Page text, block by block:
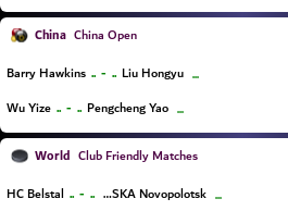
China China Open
Barry Hawkins .. - .. Liu Hongyu ...
Wu Yize .. - .. Pengcheng Yao ...
World Club Friendly Matches
HC Belstal .. - .. Khimik-SKA Novopolotsk ...